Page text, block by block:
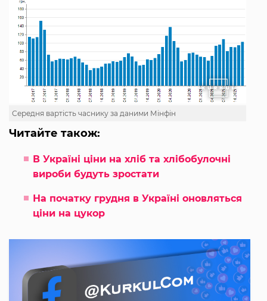
Середня вартість часнику за даними Мінфін
Читайте також:
В Україні ціни на хліб та хлібобулочні
вироби будуть зростати
На початку грудня в Україні оновляться
ціни на цукор